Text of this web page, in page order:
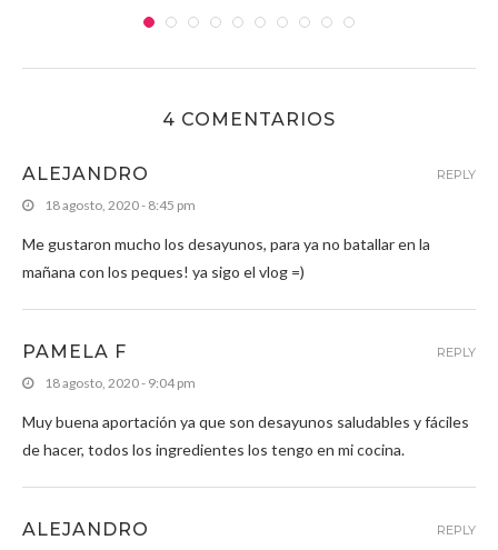
4 COMENTARIOS
ALEJANDRO
18 agosto, 2020 - 8:45 pm
Me gustaron mucho los desayunos, para ya no batallar en la
mañana con los peques! ya sigo el vlog =)
REPLY
PAMELA F
18 agosto, 2020 - 9:04 pm
Muy buena aportación ya que son desayunos saludables y fáciles
de hacer, todos los ingredientes los tengo en mi cocina.
REPLY
ALEJANDRO REPLY